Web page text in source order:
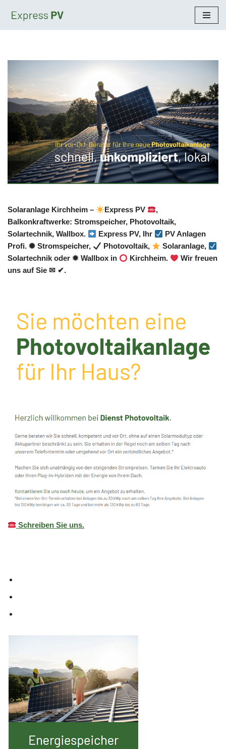
Solaranlage Kirchheim – Express PV
,
Balkonkraftwerke: Stromspeicher, Photovoltaik,
Solartechnik, Wallbox.
Express PV, Ihr
PV Anlagen
Profi. ✺ Stromspeicher,
Photovoltaik,
Solaranlage,
Solartechnik oder ✹ Wallbox in
Kirchheim.
Wir freuen
uns auf Sie ✉ ✔.
Schreiben Sie uns.